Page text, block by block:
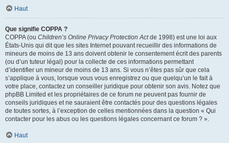
Haut
Que signifie COPPA ?
COPPA (ou Children’s Online Privacy Protection Actde 1998) est une loi aux
États-Unis qui dit que les sites Internet pouvant recueillir des informations de
mineurs de moins de 13 ans doivent obtenir le consentement écrit des parents
(ou d’un tuteur légal) pour la collecte de ces informations permettant
d’identifier un mineur de moins de 13 ans. Si vous n’êtes pas sûr que cela
s’applique à vous, lorsque vous vous enregistrez ou que quelqu’un le fait à
votre place, contactez un conseiller juridique pour obtenir son avis. Notez que
phpBB Limited et les propriétaires de ce forum ne peuvent pas fournir de
conseils juridiques et ne sauraient être contactés pour des questions légales
de toutes sortes, à l’exception de celles mentionnées dans la question « Qui
contacter pour les abus ou les questions légales concernant ce forum ? ».
Haut